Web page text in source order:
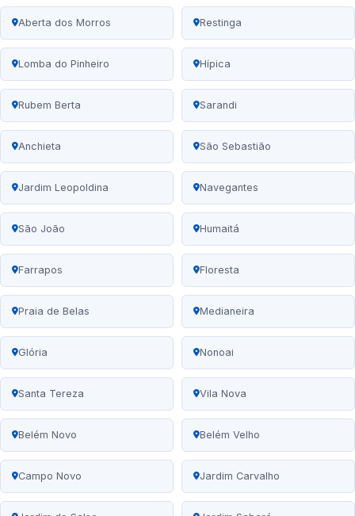
Aberta dos Morros Restinga
Lomba do Pinheiro Hípica
Rubem Berta Sarandi
Anchieta São Sebastião
Jardim Leopoldina Navegantes
São João Humaitá
Farrapos Floresta
Praia de Belas Medianeira
Glória Nonoai
Santa Tereza Vila Nova
Belém Novo Belém Velho
Campo Novo Jardim Carvalho